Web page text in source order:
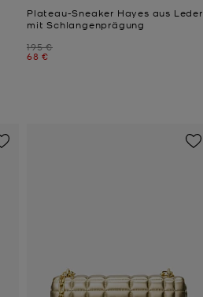
Plateau-Sneaker Hayes aus Leder
mit Schlangenprägung
Zuvor
195 €
Jetzt
68 €